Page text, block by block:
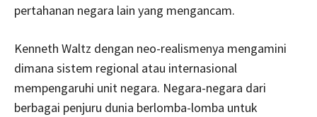
pertahanan negara lain yang mengancam.
Kenneth Waltz dengan neo-realismenya mengamini
dimana sistem regional atau internasional
mempengaruhi unit negara. Negara-negara dari
berbagai penjuru dunia berlomba-lomba untuk